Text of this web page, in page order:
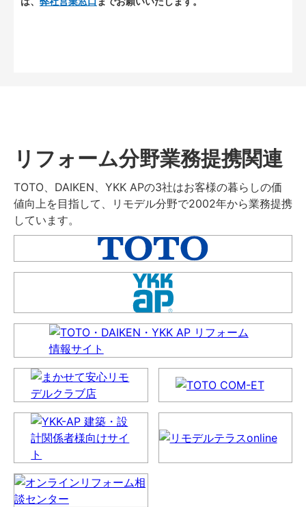
リフォーム分野業務提携関連
TOTO、DAIKEN、YKK APの3社はお客様の暮らしの価
値向上を目指して、リモデル分野で2002年から業務提携
しています。